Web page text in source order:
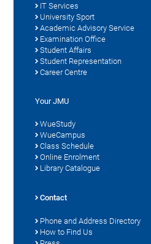
IT Services
University Sport
Academic Advisory Service
Examination Office
Student Affairs
Student Representation
Career Centre
Your JMU
WueStudy
WueCampus
Class Schedule
Online Enrolment
Library Catalogue
Contact
Phone and Address Directory
How to Find Us